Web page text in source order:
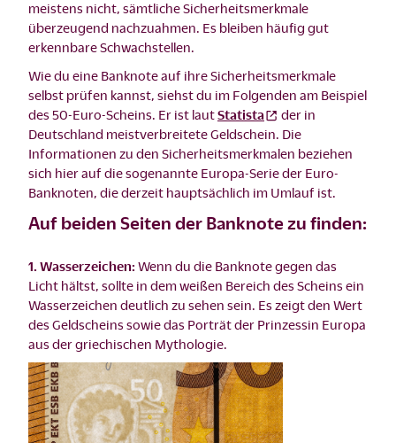
meistens nicht, sämtliche Sicherheitsmerkmale
überzeugend nachzuahmen. Es bleiben häufig gut
erkennbare Schwachstellen.
Wie du eine Banknote auf ihre Sicherheitsmerkmale
selbst prüfen kannst, siehst du im Folgenden am Beispiel
des 50-Euro-Scheins. Er ist lautStatista
der in
Deutschland meistverbreitete Geldschein. Die
Informationen zu den Sicherheitsmerkmalen beziehen
sich hier auf die sogenannte Europa-Serie der Euro-
Banknoten, die derzeit hauptsächlich im Umlauf ist.
Auf beiden Seiten der Banknote zu finden:
1. Wasserzeichen: Wenn du die Banknote gegen das
Licht hältst, sollte in dem weißen Bereich des Scheins ein
Wasserzeichen deutlich zu sehen sein. Es zeigt den Wert
des Geldscheins sowie das Porträt der Prinzessin Europa
aus der griechischen Mythologie.